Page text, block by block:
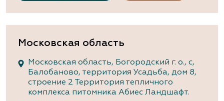
Московская область
Московская область, Богородский г. о., с,
Балобаново, территория Усадьба, дом 8,
строение 2 Территория тепличного
комплекса питомника Абиес Ландшафт.